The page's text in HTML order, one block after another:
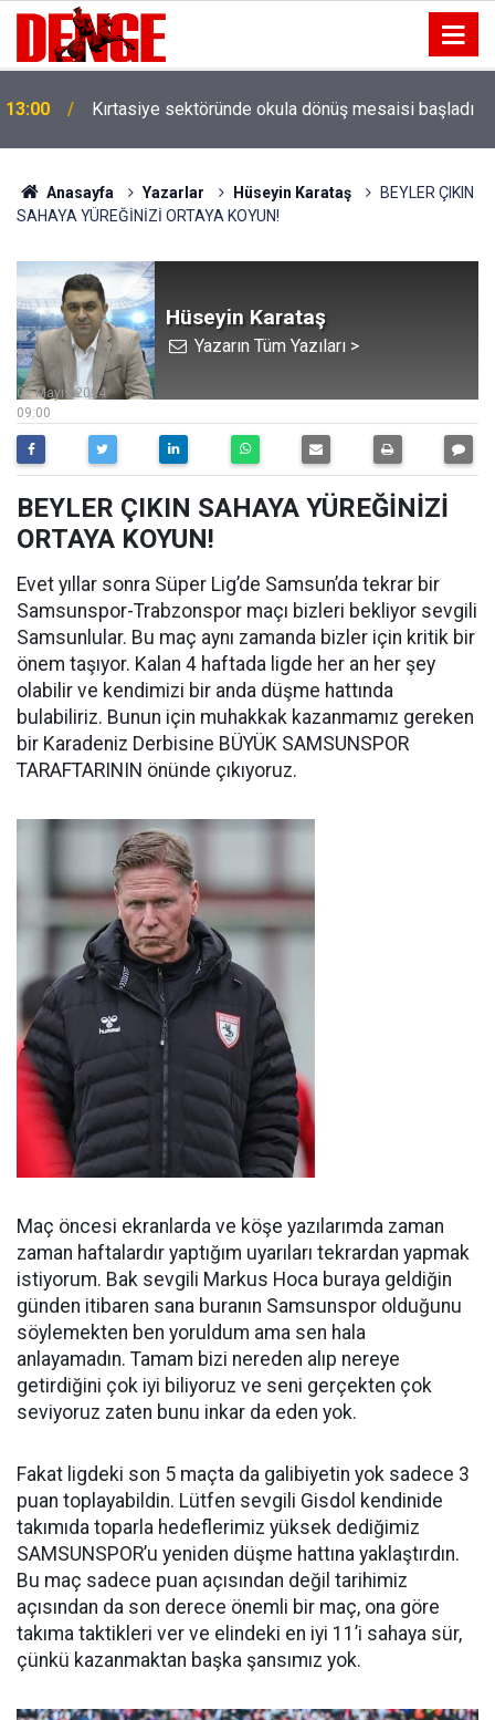
13:00 Kırtasiye sektöründe okula dönüş mesaisi başladı
Anasayfa Yazarlar Hüseyin Karataş
BEYLER ÇIKIN
SAHAYA YÜREĞİNİZİ ORTAYA KOYUN!
Hüseyin Karataş
Yazarın Tüm Yazıları >
09:00
02 Mayıs 2024
BEYLER ÇIKIN SAHAYA YÜREĞİNİZİ
ORTAYA KOYUN!
Evet yıllar sonra Süper Lig’de Samsun’da tekrar bir
Samsunspor-Trabzonspor maçı bizleri bekliyor sevgili
Samsunlular. Bu maç aynı zamanda bizler için kritik bir
önem taşıyor. Kalan 4 haftada ligde her an her şey
olabilir ve kendimizi bir anda düşme hattında
bulabiliriz. Bunun için muhakkak kazanmamız gereken
bir Karadeniz Derbisine BÜYÜK SAMSUNSPOR
TARAFTARININ önünde çıkıyoruz.
Maç öncesi ekranlarda ve köşe yazılarımda zaman
zaman haftalardır yaptığım uyarıları tekrardan yapmak
istiyorum. Bak sevgili Markus Hoca buraya geldiğin
günden itibaren sana buranın Samsunspor olduğunu
söylemekten ben yoruldum ama sen hala
anlayamadın. Tamam bizi nereden alıp nereye
getirdiğini çok iyi biliyoruz ve seni gerçekten çok
seviyoruz zaten bunu inkar da eden yok.
Fakat ligdeki son 5 maçta da galibiyetin yok sadece 3
puan toplayabildin. Lütfen sevgili Gisdol kendinide
takımıda toparla hedeflerimiz yüksek dediğimiz
SAMSUNSPOR’u yeniden düşme hattına yaklaştırdın.
Bu maç sadece puan açısından değil tarihimiz
açısından da son derece önemli bir maç, ona göre
takıma taktikleri ver ve elindeki en iyi 11’i sahaya sür,
çünkü kazanmaktan başka şansımız yok.